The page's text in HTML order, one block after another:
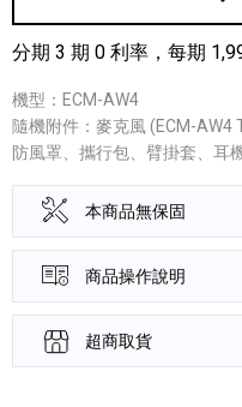
分期 3 期 0 利率，每期
機型：ECM-AW4
隨機附件：麥克風 (ECM-AW4
防風罩、攜行包、臂掛套、耳
本商品無保固
商品操作說明
超商取貨